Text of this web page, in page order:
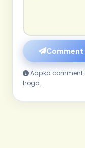
Comment
Aapka
hoga.